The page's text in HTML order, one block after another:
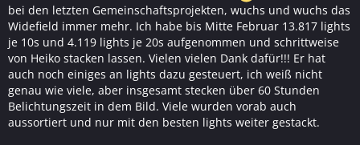
bei den letzten Gemeinschaftsprojekten, wuchs und wuchs das
Widefield immer mehr. Ich habe bis Mitte Februar 13.817 lights
je 10s und 4.119 lights je 20s aufgenommen und schrittweise
von Heiko stacken lassen. Vielen vielen Dank dafür!!! Er hat
auch noch einiges an lights dazu gesteuert, ich weiß nicht
genau wie viele, aber insgesamt stecken über 60 Stunden
Belichtungszeit in dem Bild. Viele wurden vorab auch
aussortiert und nur mit den besten lights weiter gestackt.